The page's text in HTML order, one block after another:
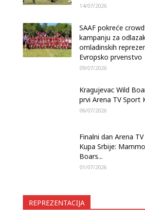
14/07/2026
SAAF pokreće
kampanju za
omladinskih
Evropsko prvenstvo
09/07/2026
Kragujevac Wild
prvi Arena TV Sport
06/07/2026
Finalni dan Arena
Kupa Srbije:
Boars...
01/07/2026
REPREZENTACIJA